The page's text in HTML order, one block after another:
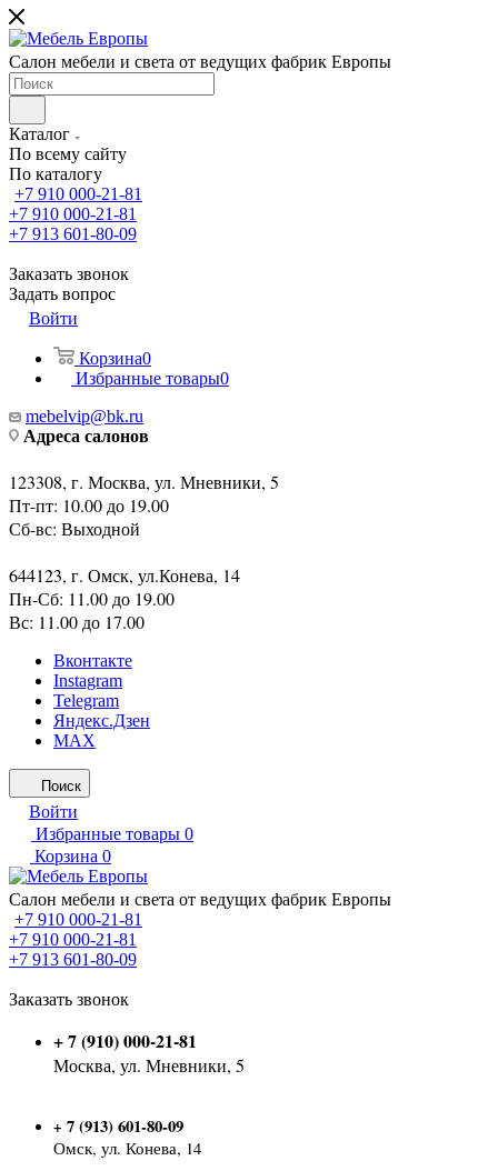
Салон мебели и света от ведущих фабрик Европы
Каталог
По всему сайту
По каталогу
+7 910 000-21-81
+7 910 000-21-81
+7 913 601-80-09
Заказать звонок
Задать вопрос
Войти
Корзина0
Избранные товары0
mebelvip@bk.ru
Адреса салонов
123308, г. Москва, ул. Мневники, 5
Пт-пт: 10.00 до 19.00
Сб-вс: Выходной
644123, г. Омск, ул.Конева, 14
Пн-Сб: 11.00 до 19.00
Вс: 11.00 до 17.00
Вконтакте
Instagram
Telegram
Яндекс.Дзен
MAX
Поиск
Войти
Избранные товары 0
Корзина 0
Салон мебели и света от ведущих фабрик Европы
+7 910 000-21-81
+7 910 000-21-81
+7 913 601-80-09
Заказать звонок
+ 7 (910) 000-21-81
Москва, ул. Мневники, 5
+ 7 (913) 601-80-09
Омск, ул. Конева, 14